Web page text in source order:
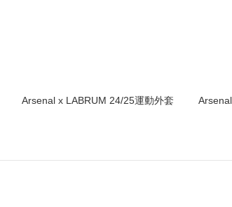
Arsenal x LABRUM 24/25運動外套